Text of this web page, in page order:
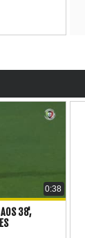
0:38
38',